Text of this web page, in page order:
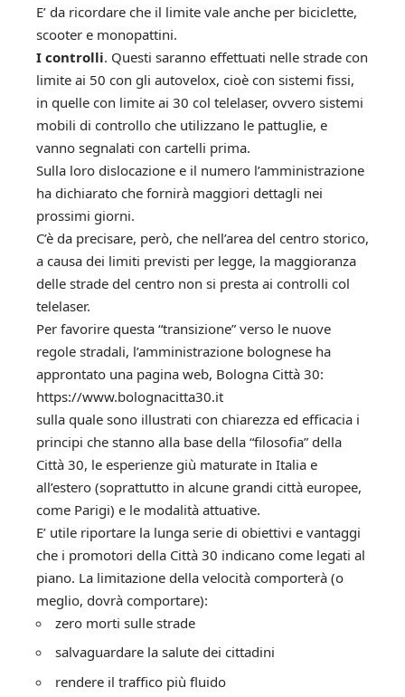
E’ da ricordare che il limite vale anche per biciclette,
scooter e monopattini.
I controlli. Questi saranno effettuati nelle strade con
limite ai 50 con gli autovelox, cioè con sistemi fissi,
in quelle con limite ai 30 col telelaser, ovvero sistemi
mobili di controllo che utilizzano le pattuglie, e
vanno segnalati con cartelli prima.
Sulla loro dislocazione e il numero l’amministrazione
ha dichiarato che fornirà maggiori dettagli nei
prossimi giorni.
C’è da precisare, però, che nell’area del centro storico,
a causa dei limiti previsti per legge, la maggioranza
delle strade del centro non si presta ai controlli col
telelaser.
Per favorire questa “transizione” verso le nuove
regole stradali, l’amministrazione bolognese ha
approntato una pagina web, Bologna Città 30:
https://www.bolognacitta30.it
sulla quale sono illustrati con chiarezza ed efficacia i
principi che stanno alla base della “filosofia” della
Città 30, le esperienze giù maturate in Italia e
all’estero (soprattutto in alcune grandi città europee,
come Parigi) e le modalità attuative.
E’ utile riportare la lunga serie di obiettivi e vantaggi
che i promotori della Città 30 indicano come legati al
piano. La limitazione della velocità comporterà (o
meglio, dovrà comportare):
zero morti sulle strade
salvaguardare la salute dei cittadini
rendere il traffico più fluido